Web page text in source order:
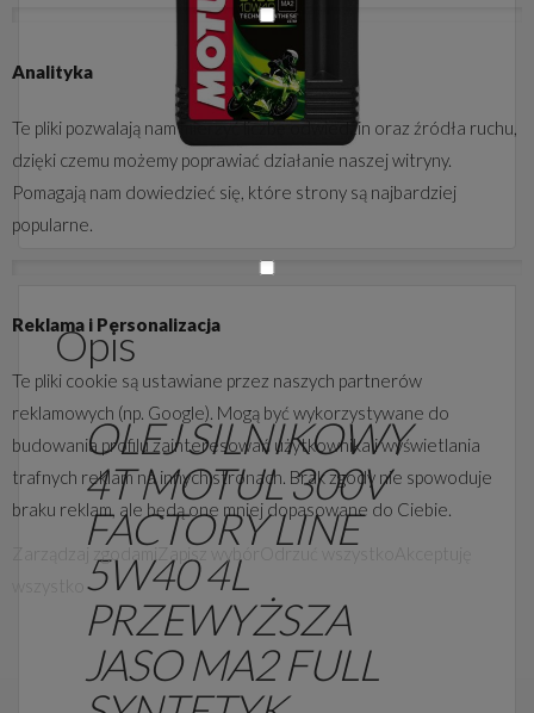
Opis
OLEJ SILNIKOWY
4T MOTUL 300V
FACTORY LINE
5W40 4L
PRZEWYŻSZA
JASO MA2 FULL
Analityka
Te pliki pozwalają nam mierzyć liczbę odwiedzin oraz źródła ruchu,
dzięki czemu możemy poprawiać działanie naszej witryny.
Pomagają nam dowiedzieć się, które strony są najbardziej
popularne.
Reklama i Personalizacja
Te pliki cookie są ustawiane przez naszych partnerów
reklamowych (np. Google). Mogą być wykorzystywane do
budowania profilu zainteresowań użytkownika i wyświetlania
trafnych reklam na innych stronach. Brak zgody nie spowoduje
braku reklam, ale będą one mniej dopasowane do Ciebie.
Zarządzaj zgodami Zapisz wybór